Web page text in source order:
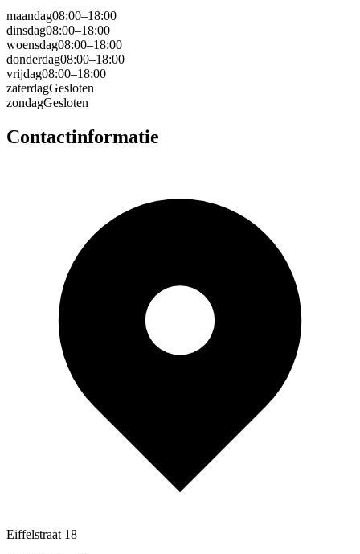
maandag08:00–18:00
dinsdag08:00–18:00
woensdag08:00–18:00
donderdag08:00–18:00
vrijdag08:00–18:00
zaterdagGesloten
zondagGesloten
Contactinformatie
Eiffelstraat 18